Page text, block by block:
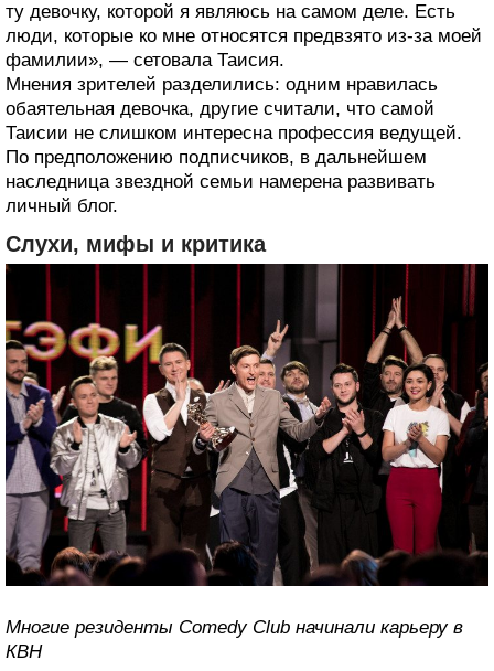
ту девочку, которой я являюсь на самом деле. Есть
люди, которые ко мне относятся предвзято из-за моей
фамилии», — сетовала Таисия.
Мнения зрителей разделились: одним нравилась
обаятельная девочка, другие считали, что самой
Таисии не слишком интересна профессия ведущей.
По предположению подписчиков, в дальнейшем
наследница звездной семьи намерена развивать
личный блог.
Слухи, мифы и критика
Многие резиденты Comedy Club начинали карьеру в
КВН